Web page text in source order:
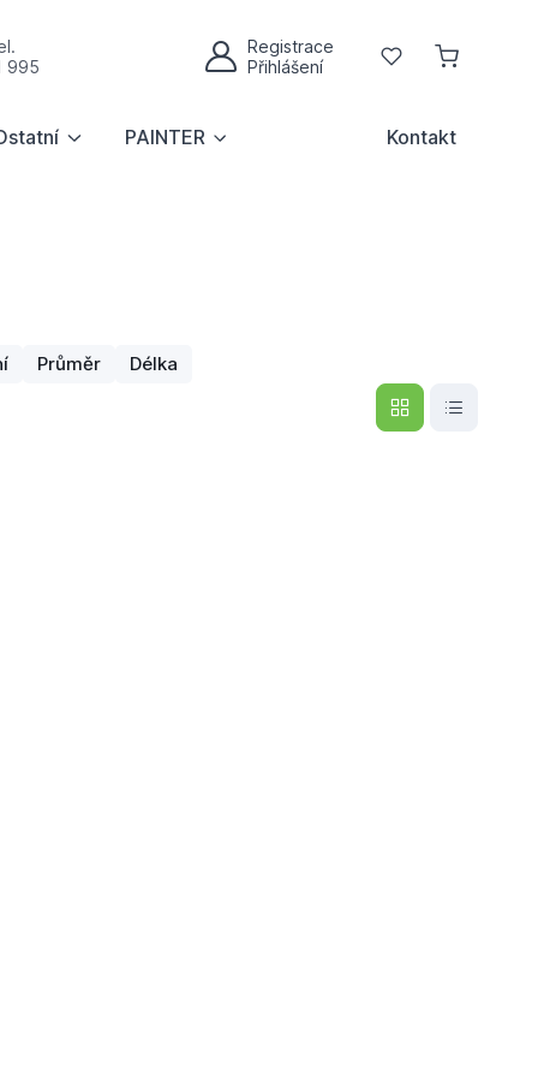
995
Registrace
Přihlášení
Oblíbené
PAINTER Kontakt
Průměr Délka